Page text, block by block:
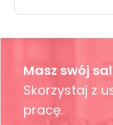
Masz swój
Skorzystaj z
pracę.